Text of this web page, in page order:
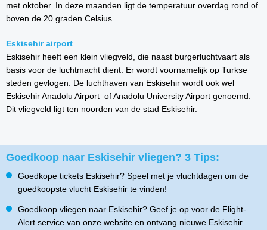
met oktober. In deze maanden ligt de temperatuur overdag rond of
boven de 20 graden Celsius.
Eskisehir airport
Eskisehir heeft een klein vliegveld, die naast burgerluchtvaart als
basis voor de luchtmacht dient. Er wordt voornamelijk op Turkse
steden gevlogen. De luchthaven van Eskisehir wordt ook wel
Eskisehir Anadolu Airport of Anadolu University Airport genoemd.
Dit vliegveld ligt ten noorden van de stad Eskisehir.
Goedkoop naar Eskisehir vliegen? 3 Tips:
Goedkope tickets Eskisehir? Speel met je vluchtdagen om de
goedkoopste vlucht Eskisehir te vinden!
Goedkoop vliegen naar Eskisehir? Geef je op voor de Flight-
Alert service van onze website en ontvang nieuwe Eskisehir